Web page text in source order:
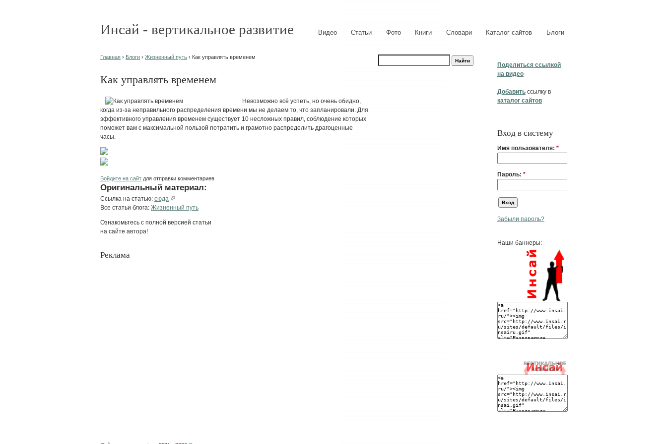
Инсай - вертикальное развитие Видео Статьи Фото Книги Словари Каталог сайтов Блоги
Поделиться ссылкой
на видео
Добавить ссылку в
каталог сайтов
Вход в систему
Имя пользователя: *
Пароль: *
Забыли пароль?
Наши баннеры:
Главная › Блоги › Жизненный путь › Как управлять временем
Как управлять временем
Невозможно всё успеть, но очень обидно,
когда из-за неправильного распределения времени мы не делаем то, что запланировали. Для
эффективного управления временем существует 10 несложных правил, соблюдение которых
поможет вам с максимальной пользой потратить и грамотно распределить драгоценные
часы.
Войдите на сайт для отправки комментариев
Оригинальный материал:
Ссылка на статью: сюда
Все статьи блога: Жизненный путь
Ознакомьтесь с полной версией статьи
на сайте автора!
Реклама